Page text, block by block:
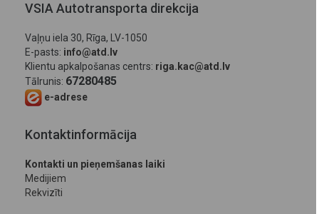
VSIA Autotransporta direkcija
Vaļņu iela 30, Rīga, LV-1050
E-pasts: info@atd.lv
Klientu apkalpošanas centrs: riga.kac@atd.lv
Tālrunis: 67280485
e-adrese
Kontaktinformācija
Kontakti un pieņemšanas laiki
Medijiem
Rekvizīti